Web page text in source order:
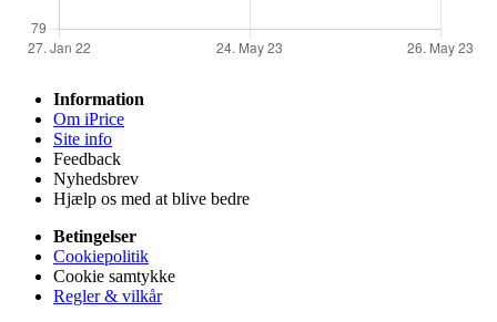
Information
Om iPrice
Site info
Feedback
Nyhedsbrev
Hjælp os med at blive bedre
Betingelser
Cookiepolitik
Cookie samtykke
Regler & vilkår